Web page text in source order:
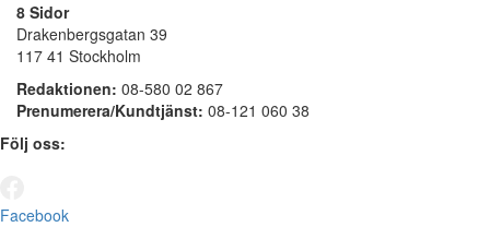
8 Sidor
Drakenbergsgatan 39
117 41 Stockholm
Redaktionen: 08-580 02 867
Prenumerera/Kundtjänst: 08-121 060 38
Följ oss:
Facebook